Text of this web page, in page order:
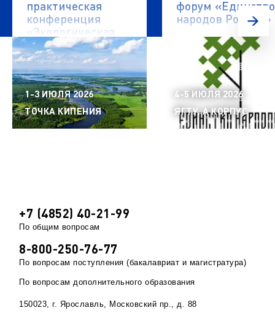
практическая
конференция
«Экологическая
безопасность
водных объектов»
1-3 ИЮЛЯ 2026
ТОЧКА КИПЕНИЯ
форум «Единство
народов России»
4-5 ИЮЛЯ 2026
ЯГТУ, А КОРПУС
+7 (4852) 40-21-99
По общим вопросам
8-800-250-76-77
По вопросам поступления (бакалавриат и магистратура)
По вопросам дополнительного образования
150023, г. Ярославль, Московский пр., д. 88